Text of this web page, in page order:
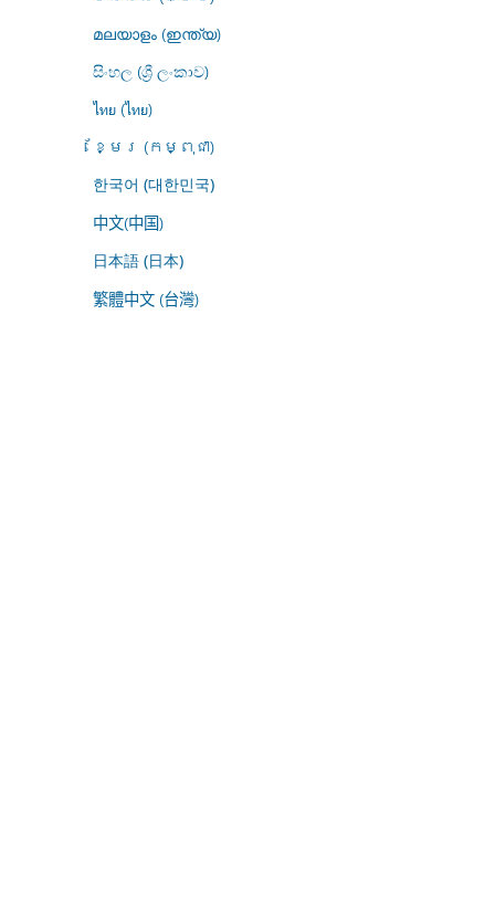
മലയാളം (ഇന്ത്യ)
සිංහල (ශ්‍රී ලංකාව)
ไทย (ไทย)
ខ្មែរ (កម្ពុជា)
한국어 (대한민국)
中文(中国)
日本語 (日本)
繁體中文 (台灣)